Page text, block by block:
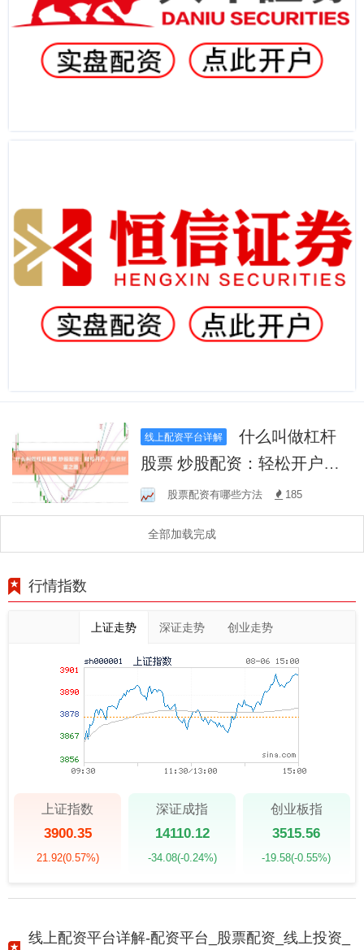
线上配资平台详解
什么叫做杠杆
股票 炒股配资：轻松开户，
开启财富之路
股票配资有哪些方法 185
全部加载完成
行情指数
上证走势 深证走势 创业走势
上证指数
3900.35
21.92(0.57%)
深证成指
14110.12
-34.08(-0.24%)
创业板指
3515.56
-19.58(-0.55%)
线上配资平台详解-配资平台_股票配资_线上投资_